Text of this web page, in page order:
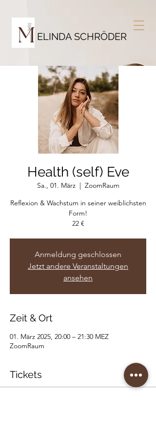
ELINDA SCHRÖDER
Health (self) Eve
Sa., 01. März
  |
ZoomRaum
Reflexion & Wachstum in seiner weiblichsten
Form!
22 €
Anmeldung geschlossen
Jetzt andere Veranstaltungen
ansehen
Zeit & Ort
01. März 2025, 20:00 – 21:30 MEZ
ZoomRaum
Tickets